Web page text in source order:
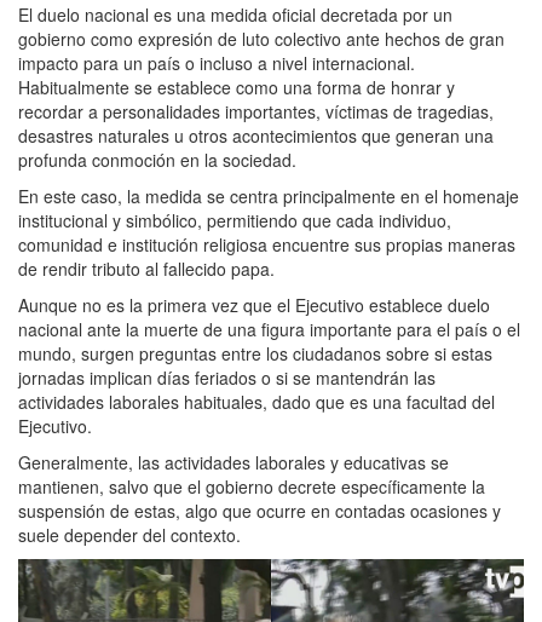
El duelo nacional es una medida oficial decretada por un
gobierno como expresión de luto colectivo ante hechos de gran
impacto para un país o incluso a nivel internacional.
Habitualmente se establece como una forma de honrar y
recordar a personalidades importantes, víctimas de tragedias,
desastres naturales u otros acontecimientos que generan una
profunda conmoción en la sociedad.
En este caso, la medida se centra principalmente en el homenaje
institucional y simbólico, permitiendo que cada individuo,
comunidad e institución religiosa encuentre sus propias maneras
de rendir tributo al fallecido papa.
Aunque no es la primera vez que el Ejecutivo establece duelo
nacional ante la muerte de una figura importante para el país o el
mundo, surgen preguntas entre los ciudadanos sobre si estas
jornadas implican días feriados o si se mantendrán las
actividades laborales habituales, dado que es una facultad del
Ejecutivo.
Generalmente, las actividades laborales y educativas se
mantienen, salvo que el gobierno decrete específicamente la
suspensión de estas, algo que ocurre en contadas ocasiones y
suele depender del contexto.